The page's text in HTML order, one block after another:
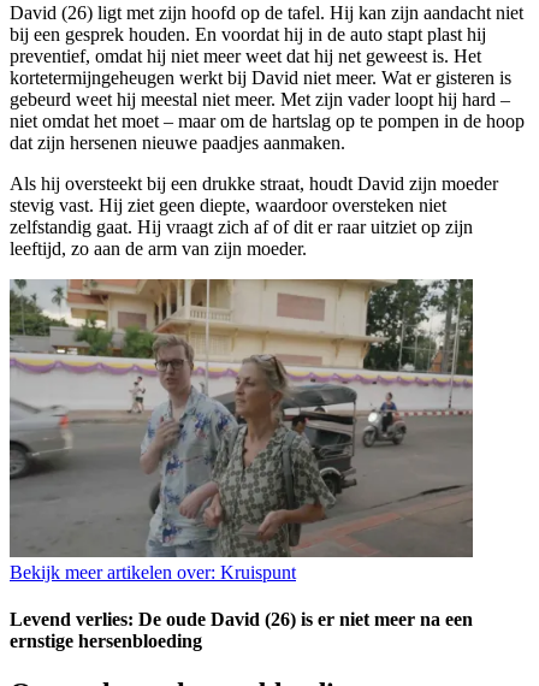
David (26) ligt met zijn hoofd op de tafel. Hij kan zijn aandacht niet
bij een gesprek houden. En voordat hij in de auto stapt plast hij
preventief, omdat hij niet meer weet dat hij net geweest is. Het
kortetermijngeheugen werkt bij David niet meer. Wat er gisteren is
gebeurd weet hij meestal niet meer. Met zijn vader loopt hij hard –
niet omdat het moet – maar om de hartslag op te pompen in de hoop
dat zijn hersenen nieuwe paadjes aanmaken.
Als hij oversteekt bij een drukke straat, houdt David zijn moeder
stevig vast. Hij ziet geen diepte, waardoor oversteken niet
zelfstandig gaat. Hij vraagt zich af of dit er raar uitziet op zijn
leeftijd, zo aan de arm van zijn moeder.
Bekijk meer artikelen over: Kruispunt
Levend verlies: De oude David (26) is er niet meer na een
ernstige hersenbloeding